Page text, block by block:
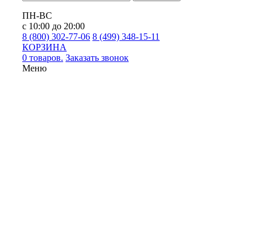
ПН-ВС
с 10:00 до 20:00
8 (800) 302-77-06 8 (499) 348-15-11
КОРЗИНА
0 товаров. Заказать звонок
Меню